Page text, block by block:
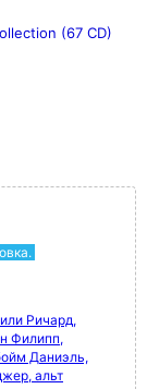
(67 CD)
Ричард,
Филипп,
Даниэль,
альт